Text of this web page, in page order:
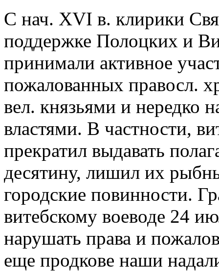
С нач. XVI в. клирики
поддержке Полоцких и
принимали активное
пожалованных правосл.
вел. князьями и нередко
властями. В частности,
прекратил выдавать
десятину, лишил их
городские повинности.
витебскому воеводе 24
нарушать права и
еще продкове наши